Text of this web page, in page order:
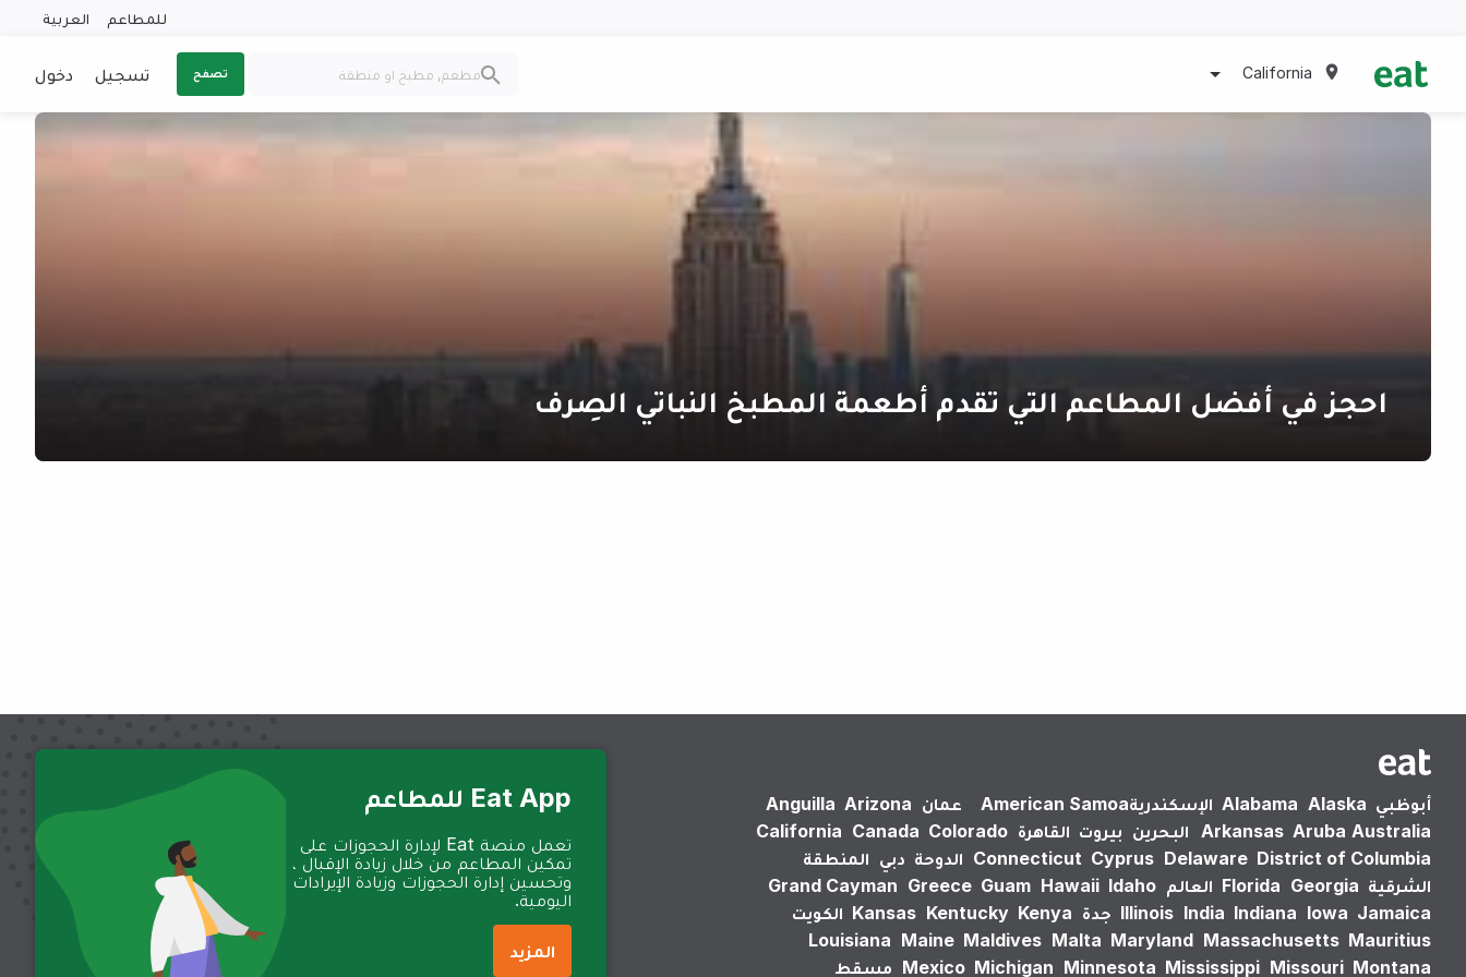
للمطاعم العربية
California تصفح تسجيل دخول
احجز في أفضل المطاعم التي تقدم أطعمة المطبخ النباتي الصِرف
أبوظبي Alabama Alaska الإسكندرية‎American Samoa عمان Anguilla Arizona
Arkansas Aruba Australia البحرين بيروت القاهرة California Canada Colorado
Connecticut Cyprus Delaware District of Columbia الدوحة دبي المنطقة
الشرقية
Florida Georgia العالم Grand Cayman Greece Guam Hawaii Idaho
Illinois India Indiana Iowa Jamaica جدة Kansas Kentucky Kenya
الكويت
Louisiana Maine Maldives Malta Maryland Massachusetts Mauritius
Mexico Michigan Minnesota Mississippi Missouri Montana مسقط
Eat App للمطاعم
تعمل منصة Eat لإدارة الحجوزات على
تمكين المطاعم من خلال زيادة الإقبال ،
وتحسين إدارة الحجوزات وزيادة الإيرادات
اليومية.
المزيد